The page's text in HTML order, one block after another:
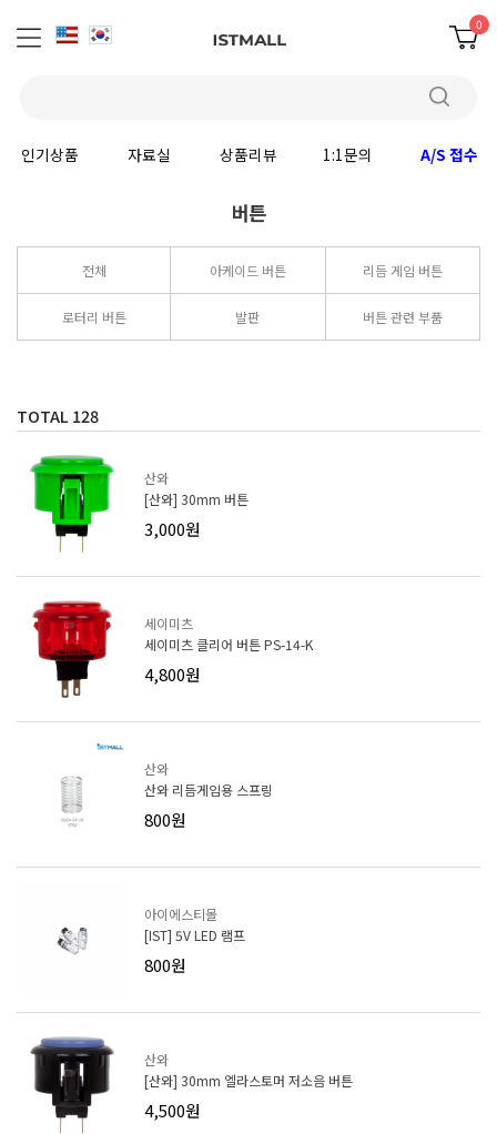
0
인기상품 자료실 상품리뷰 1:1문의 A/S 접수
버튼
전체 아케이드 버튼 리듬 게임 버튼
로터리 버튼 발판 버튼 관련 부품
TOTAL 128
산와
[산와] 30mm 버튼
3,000원
세이미츠
세이미츠 클리어 버튼 PS-14-K
4,800원
산와
산와 리듬게임용 스프링
800원
아이에스티몰
[IST] 5V LED 램프
800원
산와
[산와] 30mm 엘라스토머 저소음 버튼
4,500원